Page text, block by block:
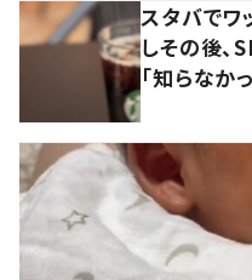
スタバでワ
しその後
「知らなか